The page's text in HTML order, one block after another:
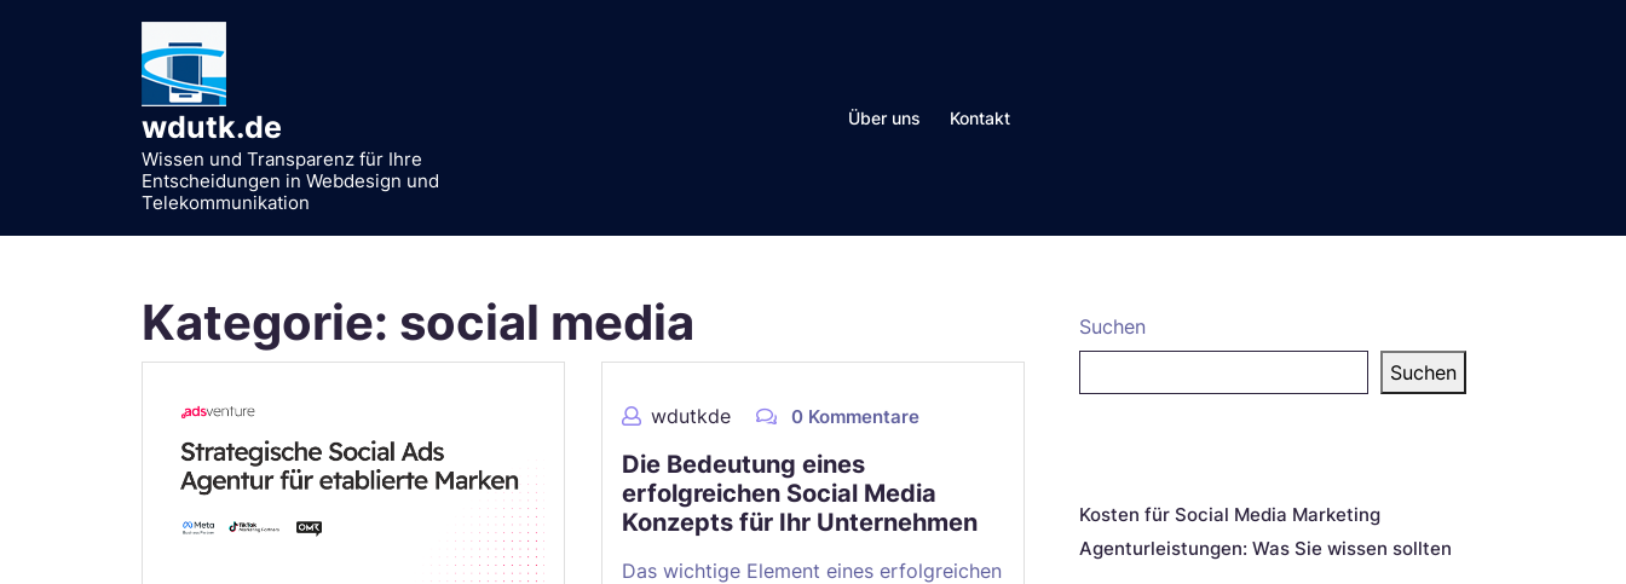
wdutk.de
Wissen und Transparenz für Ihre
Entscheidungen in Webdesign und
Telekommunikation
Über uns Kontakt
Kategorie: social media
wdutkde 0 Kommentare
Die Bedeutung eines
erfolgreichen Social Media
Konzepts für Ihr Unternehmen
Das wichtige Element eines erfolgreichen
Suchen
Suchen
Kosten für Social Media Marketing
Agenturleistungen: Was Sie wissen sollten